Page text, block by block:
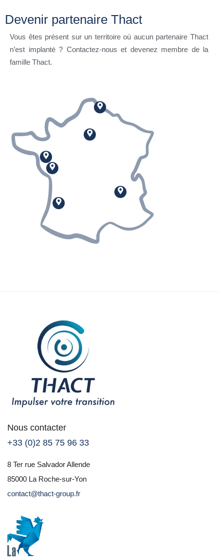
Devenir partenaire Thact
Vous êtes présent sur un territoire où aucun partenaire Thact
n’est implanté ? Contactez-nous et devenez membre de la
famille Thact.
Nous contacter
+33 (0)2 85 75 96 33
8 Ter rue Salvador Allende
85000 La Roche-sur-Yon
contact@thact-group.fr